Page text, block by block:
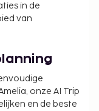
in de
van
onze AI Trip
en de beste